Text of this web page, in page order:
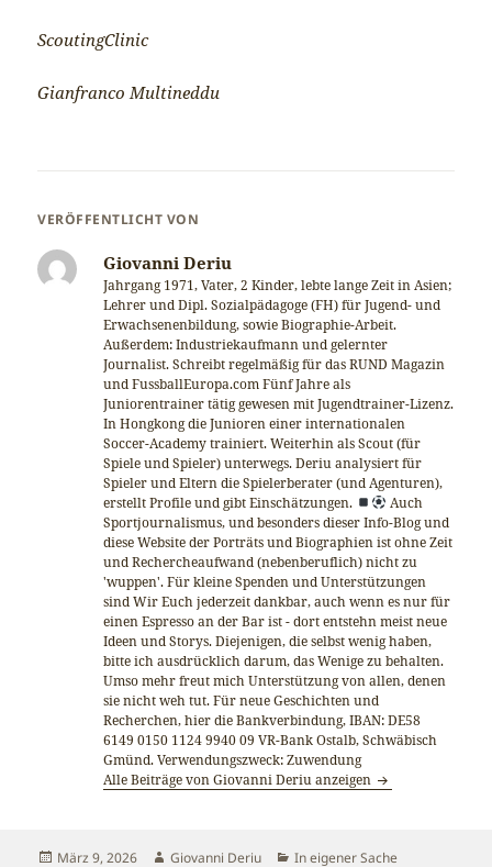
ScoutingClinic
Gianfranco Multineddu
VERÖFFENTLICHT VON
Giovanni Deriu
Jahrgang 1971, Vater, 2 Kinder, lebte lange Zeit in Asien;
Lehrer und Dipl. Sozialpädagoge (FH) für Jugend- und
Erwachsenenbildung, sowie Biographie-Arbeit.
Außerdem: Industriekaufmann und gelernter
Journalist. Schreibt regelmäßig für das RUND Magazin
und FussballEuropa.com Fünf Jahre als
Juniorentrainer tätig gewesen mit Jugendtrainer-Lizenz.
In Hongkong die Junioren einer internationalen
Soccer-Academy trainiert. Weiterhin als Scout (für
Spiele und Spieler) unterwegs. Deriu analysiert für
Spieler und Eltern die Spielerberater (und Agenturen),
erstellt Profile und gibt Einschätzungen.
Auch
Sportjournalismus, und besonders dieser Info-Blog und
diese Website der Porträts und Biographien ist ohne Zeit
und Rechercheaufwand (nebenberuflich) nicht zu
'wuppen'. Für kleine Spenden und Unterstützungen
sind Wir Euch jederzeit dankbar, auch wenn es nur für
einen Espresso an der Bar ist - dort entstehn meist neue
Ideen und Storys. Diejenigen, die selbst wenig haben,
bitte ich ausdrücklich darum, das Wenige zu behalten.
Umso mehr freut mich Unterstützung von allen, denen
sie nicht weh tut. Für neue Geschichten und
Recherchen, hier die Bankverbindung, IBAN: DE58
6149 0150 1124 9940 09 VR-Bank Ostalb, Schwäbisch
Gmünd. Verwendungszweck: Zuwendung
Alle Beiträge von Giovanni Deriu anzeigen
Veröffentlicht
März 9, 2026 Autor
Giovanni Deriu Kategorien
In eigener Sache